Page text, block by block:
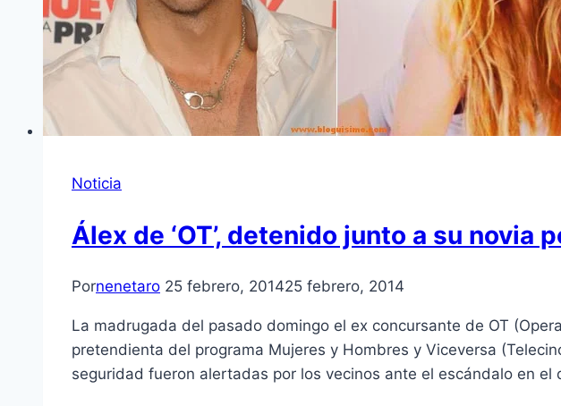
Noticia
Álex de ‘OT’, detenido junto a su novia
Pornenetaro 25 febrero, 201425 febrero, 2014
La madrugada del pasado domingo el ex concursante de OT
pretendienta del programa Mujeres y Hombres y Viceversa
seguridad fueron alertadas por los vecinos ante el escándalo en el